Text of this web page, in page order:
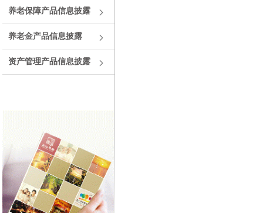
养老保障产品信息披露
养老金产品信息披露
资产管理产品信息披露